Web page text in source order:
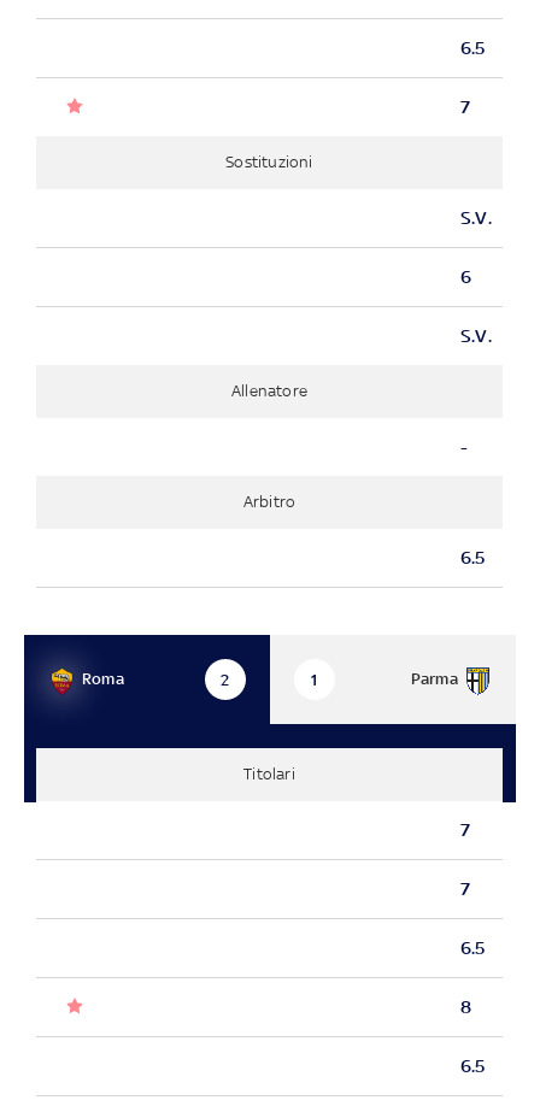
6.5
7
Sostituzioni
S.V.
6
S.V.
Allenatore
-
Arbitro
6.5
Roma 2 Parma
1
Titolari
7
7
6.5
8
6.5